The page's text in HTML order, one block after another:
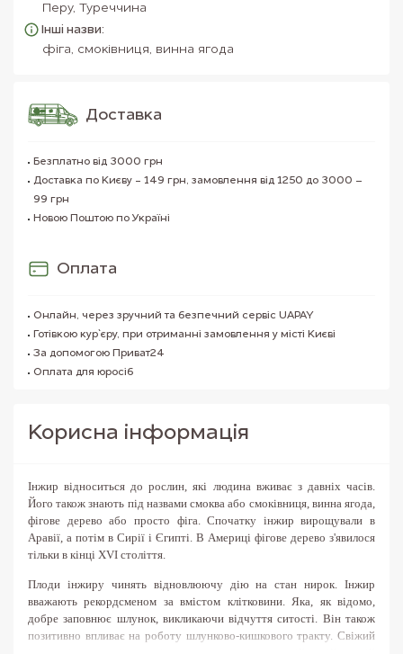
Перу, Туреччина
Інші назви:
фіга, смоківниця, винна ягода
Доставка
Безплатно від 3000 грн
Доставка по Києву - 149 грн, замовлення від 1250 до 3000 –
99 грн
Новою Поштою по Україні
Оплата
Онлайн, через зручний та безпечний сервіс UAPAY
Готівкою кур`єру, при отриманні замовлення у місті Києві
За допомогою Приват24
Оплата для юросіб
Корисна iнформацiя
Інжир відноситься до рослин, які людина вживає з давніх часів.
Його також знають під назвами смоква або смоківниця, винна ягода,
фігове дерево або просто фіга. Спочатку інжир вирощували в
Аравії, а потім в Сирії і Єгипті. В Америці фігове дерево з'явилося
тільки в кінці XVI століття.
Плоди інжиру чинять відновлюючу дію на стан нирок. Інжир
вважають рекордсменом за вмістом клітковини. Яка, як відомо,
добре заповнює шлунок, викликаючи відчуття ситості. Він також
позитивно впливає на роботу шлунково-кишкового тракту. Свіжий